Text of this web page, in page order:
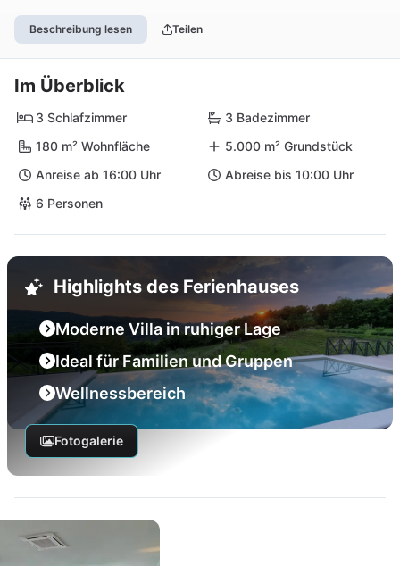
Beschreibung lesen Teilen
Im Überblick
3 Schlafzimmer
3 Badezimmer
180 m² Wohnfläche
5.000 m² Grundstück
Anreise ab 16:00 Uhr
Abreise bis 10:00 Uhr
6 Personen
Highlights des Ferienhauses
Moderne Villa in ruhiger Lage
Ideal für Familien und Gruppen
Wellnessbereich
Fotogalerie